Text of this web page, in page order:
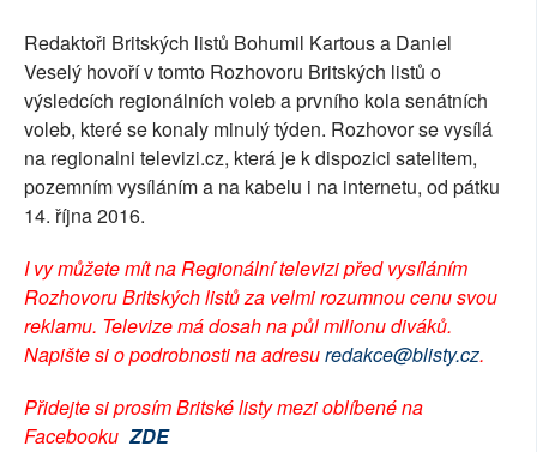
Redaktoři Britských listů Bohumil Kartous a Daniel
Veselý hovoří v tomto Rozhovoru Britských listů o
výsledcích regionálních voleb a prvního kola senátních
voleb, které se konaly minulý týden. Rozhovor se vysílá
na regionalni televizi.cz, která je k dispozici satelitem,
pozemním vysíláním a na kabelu i na internetu, od pátku
14. října 2016.
I vy můžete mít na Regionální televizi před vysíláním
Rozhovoru Britských listů za velmi rozumnou cenu svou
reklamu. Televize má dosah na půl milionu diváků.
Napište si o podrobnosti na adresuredakce@blisty.cz.
Přidejte si prosím Britské listy mezi oblíbené na
Facebooku ZDE